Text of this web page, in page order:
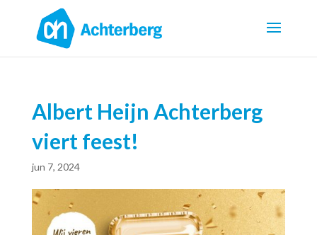
Albert Heijn Achterberg
viert feest!
jun 7, 2024